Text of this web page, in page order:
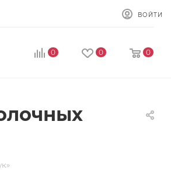
ВОЙТИ
0 0 0